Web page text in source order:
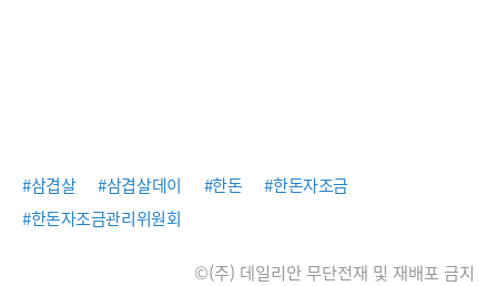
#삼겹살 #삼겹살데이 #한돈
#한돈자조금
#한돈자조금관리위원회
©(주) 데일리안 무단전재 및 재배포 금지